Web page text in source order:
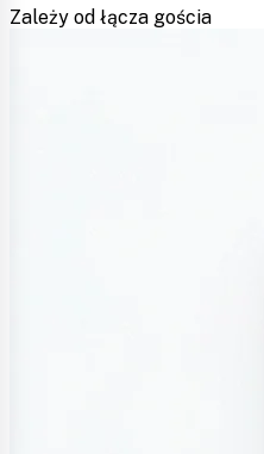
Zależy od łącza gościa